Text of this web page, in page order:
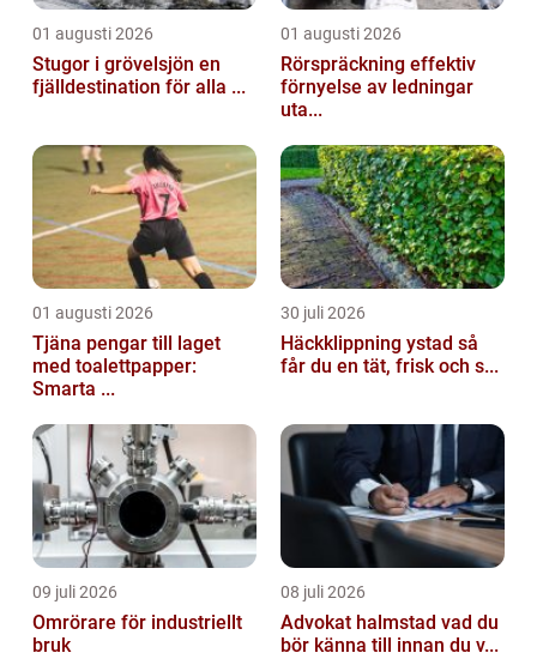
01 augusti 2026
Stugor i grövelsjön en
fjälldestination för alla ...
01 augusti 2026
Rörspräckning effektiv
förnyelse av ledningar
uta...
01 augusti 2026
Tjäna pengar till laget
med toalettpapper:
Smarta ...
30 juli 2026
Häckklippning ystad så
får du en tät, frisk och s...
09 juli 2026
Omrörare för industriellt
bruk
08 juli 2026
Advokat halmstad vad du
bör känna till innan du v...